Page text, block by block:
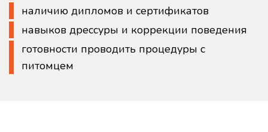
наличию дипломов и сертификатов
навыков дрессуры и коррекции поведения
готовности проводить процедуры с
питомцем